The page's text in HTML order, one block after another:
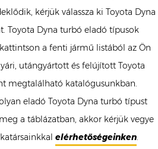
kérjük válassza ki Toyota Dyna
Toyota Dyna turbó eladó típusok
a fenti jármű listából az Ön
utángyártott és felújított Toyota
megtalálható katalógusunkban.
eladó Toyota Dyna turbó típust
a táblázatban, akkor kérjük vegye
elérhetőségeinken.